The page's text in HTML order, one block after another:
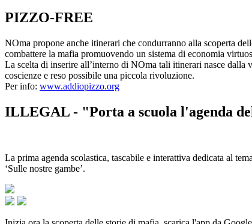
PIZZO-FREE
NOma propone anche itinerari che condurranno alla scoperta
combattere la mafia promuovendo un sistema di economia
La scelta di inserire all’interno di NOma tali itinerari nasce
coscienze e reso possibile una piccola rivoluzione.
Per info: www.addiopizzo.org
ILLEGAL - "Porta a scuola l'agenda
La prima agenda scolastica, tascabile e interattiva dedicata al
‘Sulle nostre gambe’.